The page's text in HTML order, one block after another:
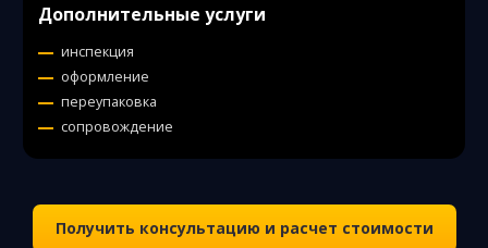
Дополнительные услуги
инспекция
оформление
переупаковка
сопровождение
Получить консультацию и расчет стоимости